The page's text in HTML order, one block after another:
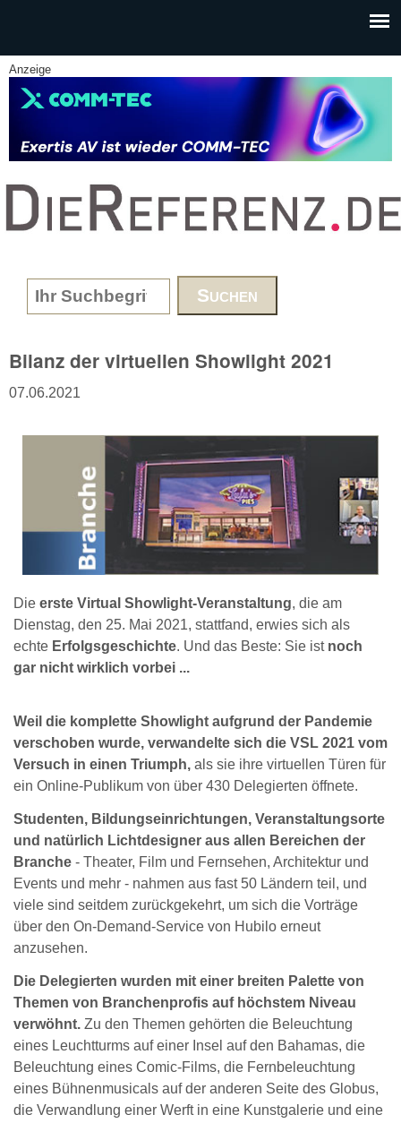
Anzeige
www.DieReferenz.de
Search form
Bilanz der virtuellen Showlight 2021
07.06.2021
Die erste Virtual Showlight-Veranstaltung, die am
Dienstag, den 25. Mai 2021, stattfand, erwies sich als
echte Erfolgsgeschichte. Und das Beste: Sie ist noch
gar nicht wirklich vorbei ...
Weil die komplette Showlight aufgrund der Pandemie
verschoben wurde, verwandelte sich die VSL 2021 vom
Versuch in einen Triumph, als sie ihre virtuellen Türen für
ein Online-Publikum von über 430 Delegierten öffnete.
Studenten, Bildungseinrichtungen, Veranstaltungsorte
und natürlich Lichtdesigner aus allen Bereichen der
Branche - Theater, Film und Fernsehen, Architektur und
Events und mehr - nahmen aus fast 50 Ländern teil, und
viele sind seitdem zurückgekehrt, um sich die Vorträge
über den On-Demand-Service von Hubilo erneut
anzusehen.
Die Delegierten wurden mit einer breiten Palette von
Themen von Branchenprofis auf höchstem Niveau
verwöhnt. Zu den Themen gehörten die Beleuchtung
eines Leuchtturms auf einer Insel auf den Bahamas, die
Beleuchtung eines Comic-Films, die Fernbeleuchtung
eines Bühnenmusicals auf der anderen Seite des Globus,
die Verwandlung einer Werft in eine Kunstgalerie und eine